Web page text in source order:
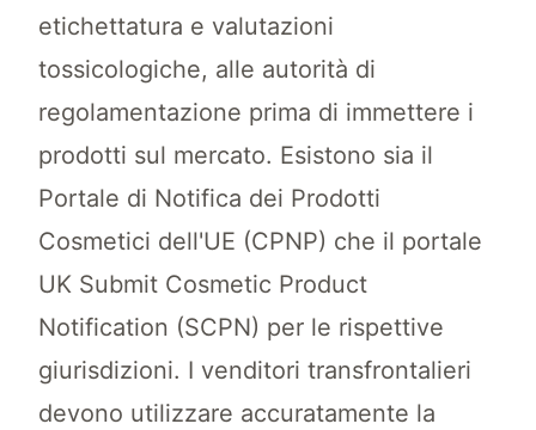
etichettatura e valutazioni
tossicologiche, alle autorità di
regolamentazione prima di immettere i
prodotti sul mercato. Esistono sia il
Portale di Notifica dei Prodotti
Cosmetici dell'UE (CPNP) che il portale
UK Submit Cosmetic Product
Notification (SCPN) per le rispettive
giurisdizioni. I venditori transfrontalieri
devono utilizzare accuratamente la